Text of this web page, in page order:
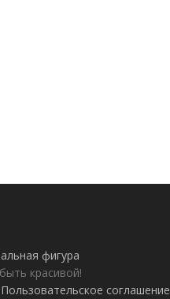
фигура
красивой!
Пользовательское соглашение